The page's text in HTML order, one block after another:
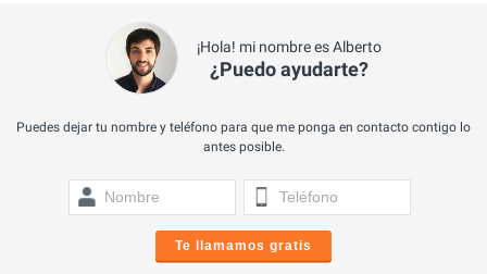
¡Hola! mi nombre es Alberto
¿Puedo ayudarte?
Puedes dejar tu nombre y teléfono para que me ponga en contacto contigo lo
antes posible.
Te llamamos gratis